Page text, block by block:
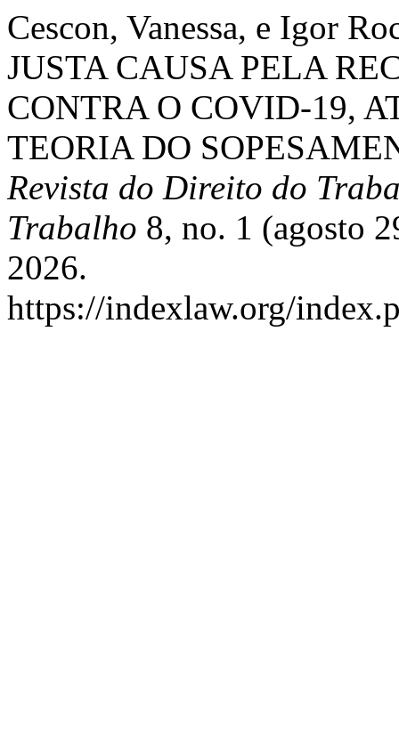
Cescon, Vanessa, e Igor
JUSTA CAUSA PELA
CONTRA O COVID-19,
TEORIA DO
Revista do Direito do
Trabalho 8, no. 1 (agosto
2026.
https://indexlaw.org/